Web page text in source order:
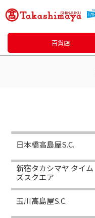
百貨店
日本橋高島屋S.C.
新宿タカシマヤ タイム
ズスクエア
玉川高島屋S.C.